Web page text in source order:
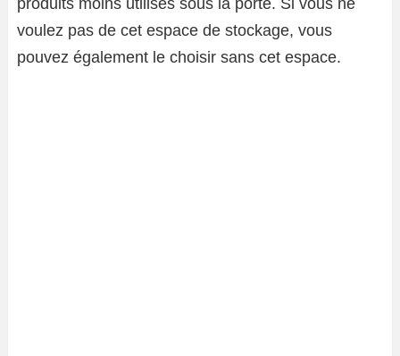
voulez pas de cet espace de stockage, vous
pouvez également le choisir sans cet espace.